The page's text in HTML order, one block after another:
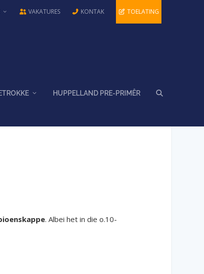
VAKATURES KONTAK TOELATING
HUPPELLAND PRE-PRIMÊR
. Albei het in die o.10-